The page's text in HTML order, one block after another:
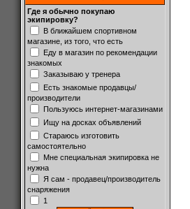
Где я обычно покупаю
экипировку?
В ближайшем спортивном
магазине, из того, что есть
Еду в магазин по рекомендации
знакомых
Заказываю у тренера
Есть знакомые продавцы/
производители
Пользуюсь интернет-магазинами
Ищу на досках объявлений
Стараюсь изготовить
самостоятельно
Мне специальная экипировка не
нужна
Я сам - продавец/производитель
снаряжения
1